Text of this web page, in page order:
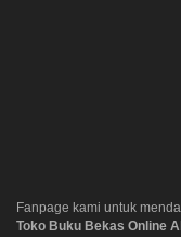
Fanpage kami untuk
Toko Buku Bekas Online